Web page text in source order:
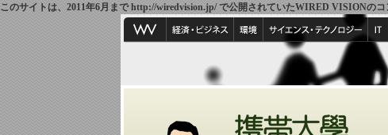
このサイトは、2011年6月まで http://wiredvision.jp/ で公開されていたWIRED VISIONの